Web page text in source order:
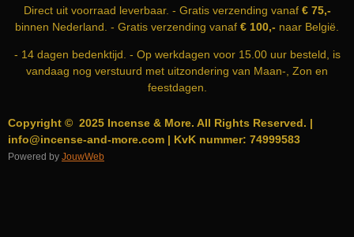
M
Direct uit voorraad leverbaar. - Gratis verzending vanaf€ 75,-
binnen Nederland. - Gratis verzending vanaf € 100,- naar België.
- 14 dagen bedenktijd. - Op werkdagen voor 15.00 uur besteld, is
vandaag nog verstuurd met uitzondering van Maan-, Zon en
feestdagen.
Copyright © 2025 Incense & More. All Rights Reserved. |
info@incense-and-more.com | KvK nummer: 74999583
Powered by JouwWeb